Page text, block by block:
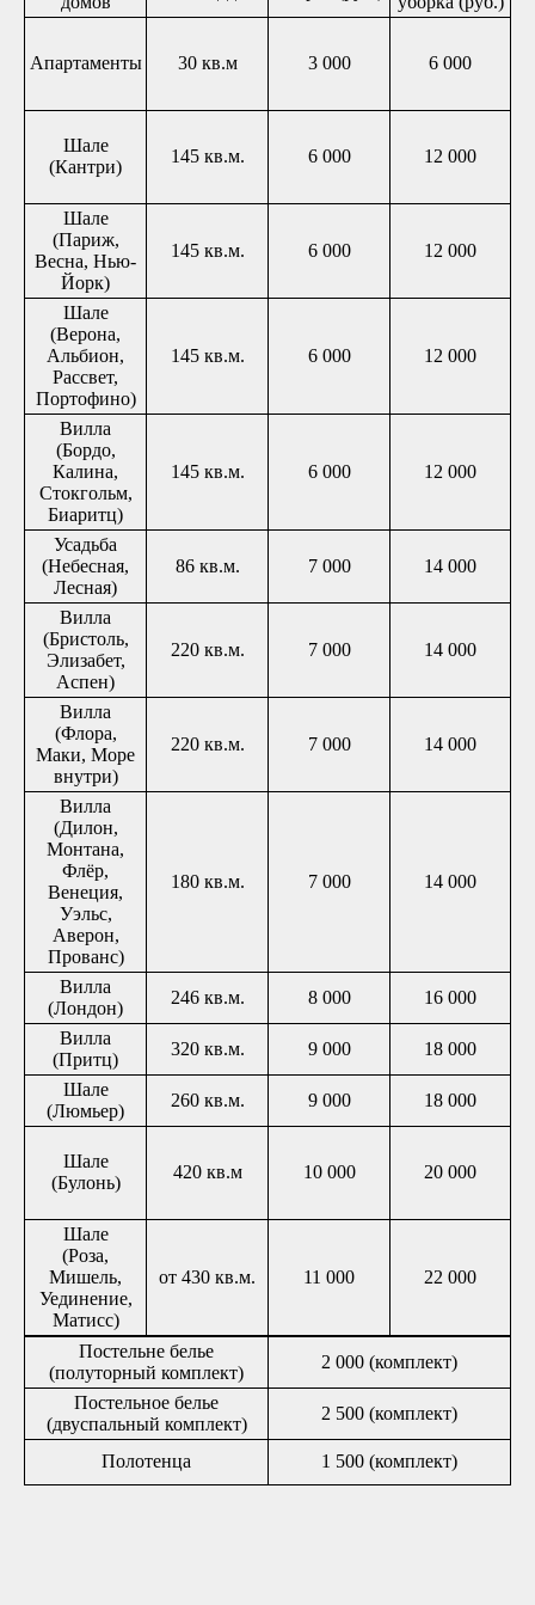
Апартаменты 30 кв.м 3 000 6 000
Шале
(Кантри)
145 кв.м. 6 000 12 000
Шале
(Париж,
Весна, Нью-
Йорк)
145 кв.м. 6 000 12 000
Шале
(Верона,
Альбион,
Рассвет,
Портофино)
145 кв.м. 6 000 12 000
Вилла
(Бордо,
Калина,
Стокгольм,
Биаритц)
145 кв.м. 6 000 12 000
Усадьба
(Небесная,
Лесная)
86 кв.м. 7 000 14 000
Вилла
(Бристоль,
Элизабет,
Аспен)
220 кв.м. 7 000 14 000
Вилла
(Флора,
Маки, Море
внутри)
220 кв.м. 7 000 14 000
Вилла
(Дилон,
Монтана,
Флёр,
Венеция,
Уэльс,
Аверон,
Прованс)
180 кв.м. 7 000 14 000
Вилла
(Лондон)
246 кв.м. 8 000
16 000
Вилла
(Притц)
320 кв.м. 9 000
18 000
Шале
(Люмьер)
260 кв.м. 9 000 18 000
Шале
(Булонь)
420 кв.м 10 000 20 000
Шале
(Роза,
Мишель,
Уединение,
Матисс)
от 430 кв.м. 11 000 22 000
Постельне белье
(полуторный комплект)
2 000 (комплект)
Постельное белье
(двуспальный комплект)
2 500 (комплект)
Полотенца 1 500 (комплект)